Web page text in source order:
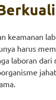
keamanan
harus
laboran dari